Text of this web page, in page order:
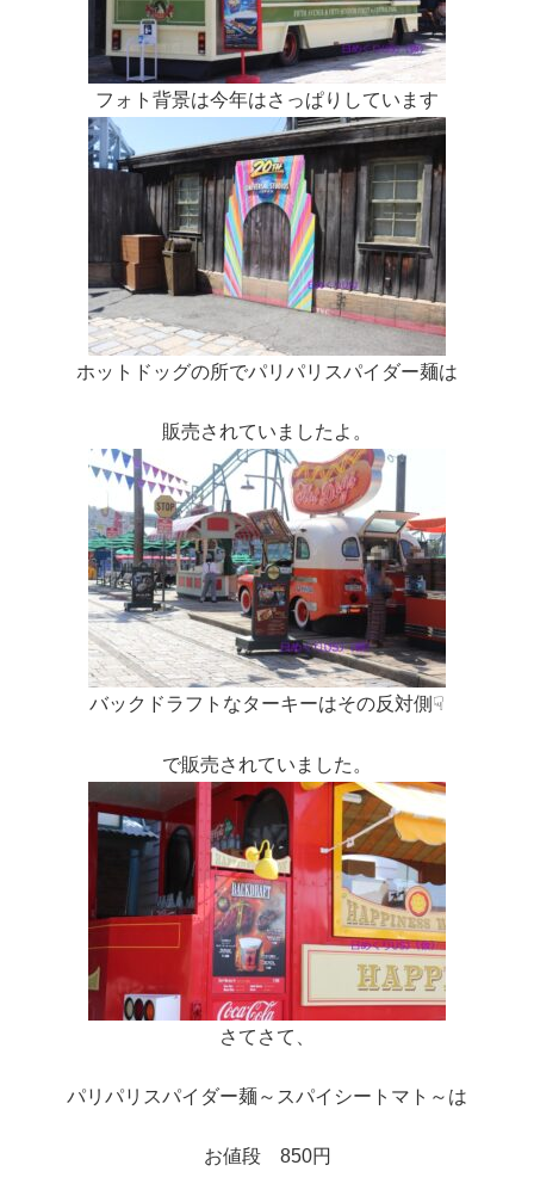
フォト背景は今年はさっぱりしています
ホットドッグの所でパリパリスパイダー麺は
販売されていましたよ。
バックドラフトなターキーはその反対側☟
で販売されていました。
さてさて、
パリパリスパイダー麺～スパイシートマト～は
お値段 850円